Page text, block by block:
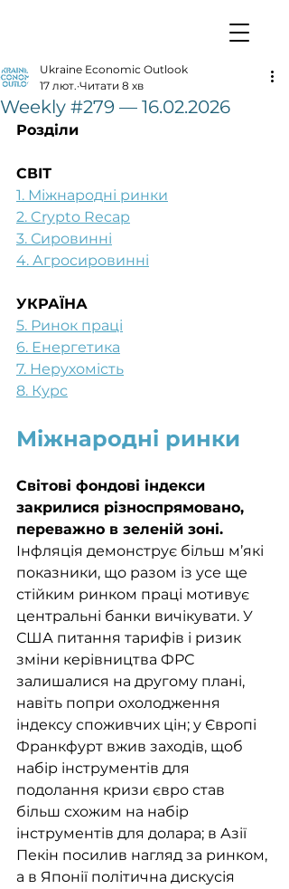
Weekly #279 — 16.02.2026
Ukraine Economic Outlook
17 лют. Читати 8 хв
Розділи
СВІТ
1. Міжнародні ринки
2. Crypto Recap
3. Сировинні
4. Агросировинні
УКРАЇНА
5. Ринок праці
6. Енергетика
7. Нерухомість
8. Курс
Міжнародні ринки
Світові фондові індекси
закрилися різноспрямовано,
переважно в зеленій зоні.
Інфляція демонструє більш м’які
показники, що разом із усе ще
стійким ринком праці мотивує
центральні банки вичікувати. У
США питання тарифів і ризик
зміни керівництва ФРС
залишалися на другому плані,
навіть попри охолодження
індексу споживчих цін; у Європі
Франкфурт вжив заходів, щоб
набір інструментів для
подолання кризи євро став
більш схожим на набір
інструментів для долара; в Азії
Пекін посилив нагляд за ринком,
а в Японії політична дискусія